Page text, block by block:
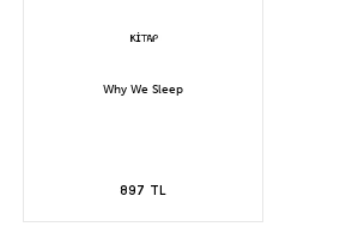
Why We Sleep
897 TL